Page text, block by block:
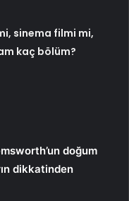
sinema filmi mi,
kaç bölüm?
doğum
dikkatinden